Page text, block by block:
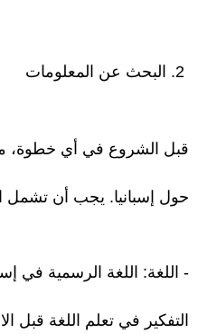
قبل الشروع في أي خطوة،
حول إسبانيا. يجب أن تشمل
- اللغة: اللغة الرسمية في
التفكير في تعلم اللغة قبل